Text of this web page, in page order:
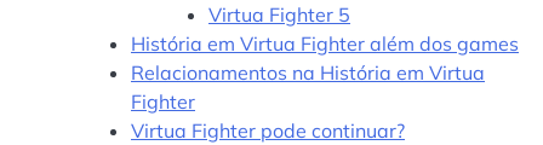
Virtua Fighter 5
História em Virtua Fighter além dos games
Relacionamentos na História em Virtua
Fighter
Virtua Fighter pode continuar?